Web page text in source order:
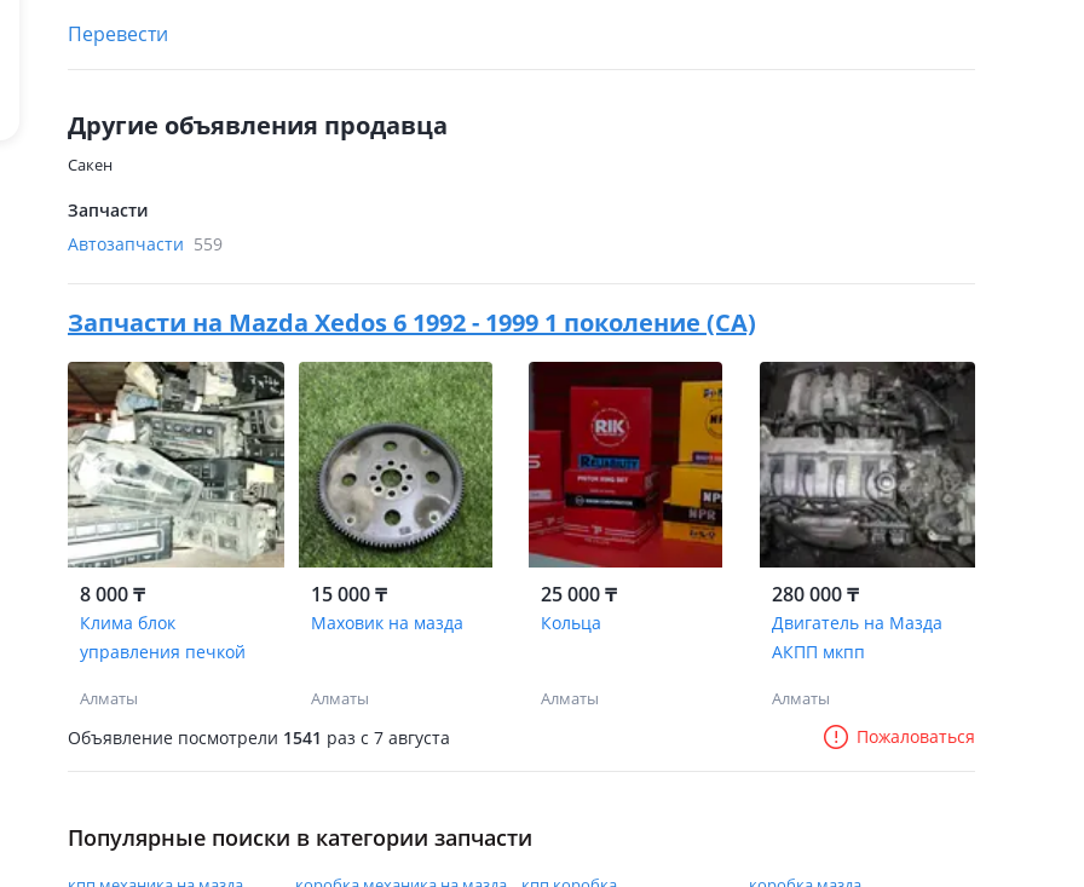
Перевести
Другие объявления продавца
Сакен
Запчасти
Автозапчасти 559
Запчасти на Mazda Xedos 6 1992 - 1999 1 поколение (CA)
8 000 ₸
Клима блок
управления печкой
Алматы
15 000 ₸
Маховик на мазда
Алматы
25 000 ₸
Кольца
Алматы
280 000 ₸
Двигатель на Мазда
АКПП мкпп
Алматы
Объявление посмотрели 1541 раз c 7 августа Пожаловаться
Популярные поиски в категории запчасти